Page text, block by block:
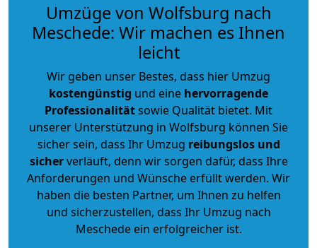
Umzüge von Wolfsburg nach
Meschede: Wir machen es Ihnen
leicht
Wir geben unser Bestes, dass hier Umzug
kostengünstig und eine hervorragende
Professionalitätsowie Qualität bietet. Mit
unserer Unterstützung in Wolfsburg können Sie
sicher sein, dass Ihr Umzug reibungslos und
sicherverläuft, denn wir sorgen dafür, dass Ihre
Anforderungen und Wünsche erfüllt werden. Wir
haben die besten Partner, um Ihnen zu helfen
und sicherzustellen, dass Ihr Umzug nach
Meschede ein erfolgreicher ist.